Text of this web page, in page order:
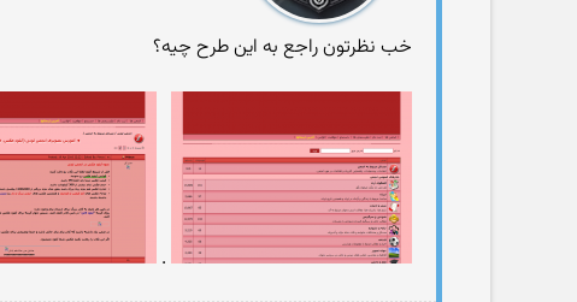
خب نظرتون راجع به این طرح چیه؟
.